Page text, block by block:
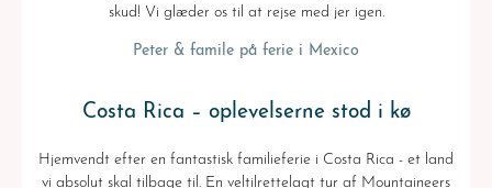
skud! Vi glæder os til at rejse med jer igen.
Peter & famile på ferie i Mexico
Costa Rica – oplevelserne stod i kø
Hjemvendt efter en fantastisk familieferie i Costa Rica - et land
vi absolut skal tilbage til. En veltilrettelagt tur af Mountaineers